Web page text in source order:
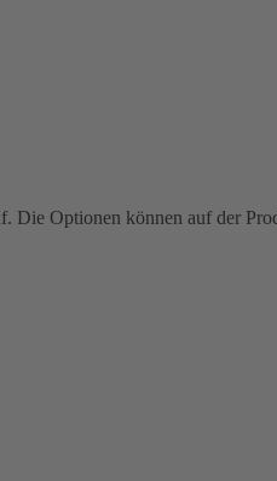
Die Optionen können auf der